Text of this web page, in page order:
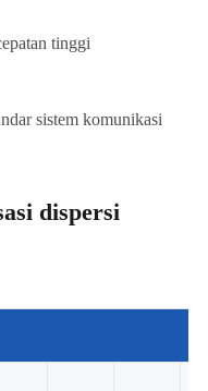
tinggi
sistem komunikasi
dispersi